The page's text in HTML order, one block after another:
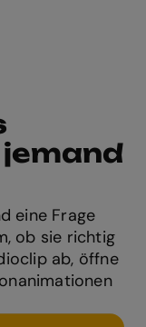
eine Frage
ob sie richtig
ab, öffne